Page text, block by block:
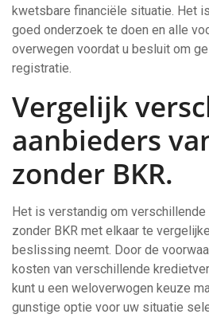
kwetsbare financiële situatie. Het
goed onderzoek te doen en alle
overwegen voordat u besluit om
registratie.
Vergelijk
aanbieders
zonder BKR.
Het is verstandig om verschillende
zonder BKR met elkaar te
beslissing neemt. Door de
kosten van verschillende
kunt u een weloverwogen keuze
gunstige optie voor uw situatie